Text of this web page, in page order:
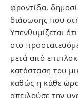
φροντίδα,
διάσωσης που
Υπενθυμίζεται
στο
μετά από
κατάσταση του
καθώς η κάθε
απειλούσε την